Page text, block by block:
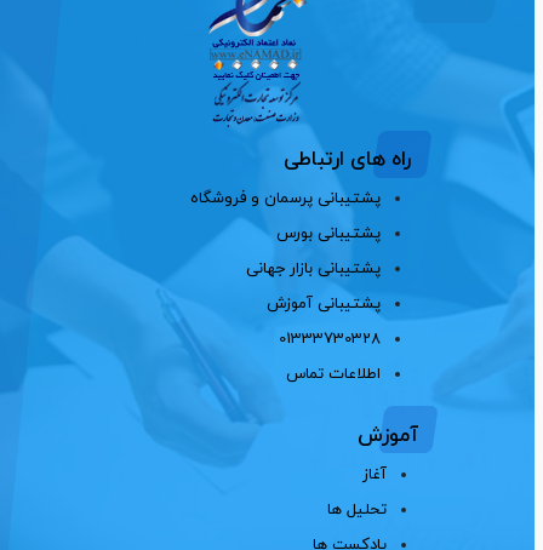
راه های ارتباطی
پشتیبانی پرسمان و فروشگاه
پشتیبانی بورس
پشتیبانی بازار جهانی
پشتیبانی آموزش
01333730328
اطلاعات تماس
آموزش
آغاز
تحلیل ها
پادکست ها